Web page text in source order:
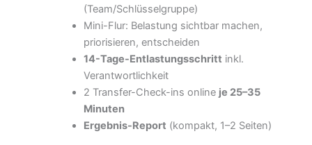
(Team/Schlüsselgruppe)
Mini-Flur: Belastung sichtbar machen,
priorisieren, entscheiden
14-Tage-Entlastungsschritt inkl.
Verantwortlichkeit
2 Transfer-Check-ins online je 25–35
Minuten
Ergebnis-Report (kompakt, 1–2 Seiten)